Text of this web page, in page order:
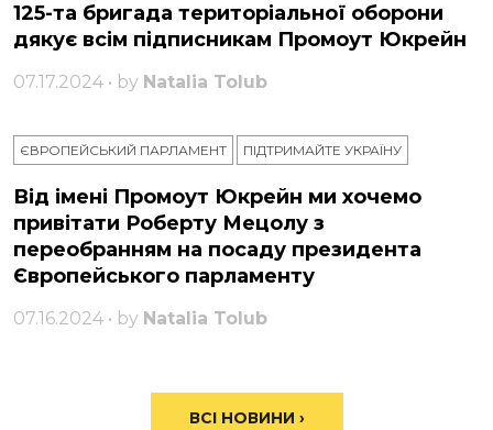
125-та бригада територіальної оборони
дякує всім підписникам Промоут Юкрейн
07.17.2024 • by Natalia Tolub
ЄВРОПЕЙСЬКИЙ ПАРЛАМЕНТ ПІДТРИМАЙТЕ УКРАЇНУ
Від імені Промоут Юкрейн ми хочемо
привітати Роберту Мецолу з
переобранням на посаду президента
Європейського парламенту
07.16.2024 • by Natalia Tolub
ВСІ НОВИНИ ›